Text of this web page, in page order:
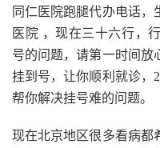
同仁医院跑腿代办电话，
医院 ，现在三十六行，
号的问题，请第一时间放
挂到号，让你顺利就诊，
帮你解决挂号难的问题。
现在北京地区很多看病都